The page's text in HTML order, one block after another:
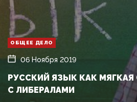
ОБЩЕЕ ДЕЛО
06 Ноября 2019
РУССКИЙ ЯЗЫК КАК МЯГКАЯ
С ЛИБЕРАЛАМИ